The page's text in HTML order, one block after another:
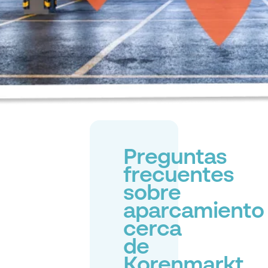
Preguntas
frecuentes
sobre
aparcamiento
cerca
de